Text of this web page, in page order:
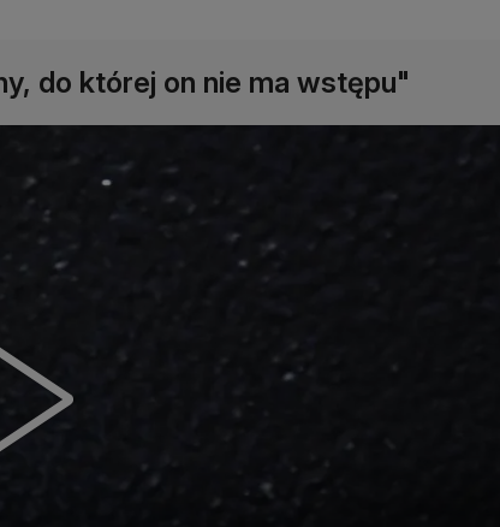
do której on nie ma wstępu"